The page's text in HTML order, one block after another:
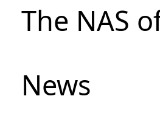
The NAS
News